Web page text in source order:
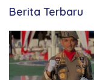
Berita Terbaru